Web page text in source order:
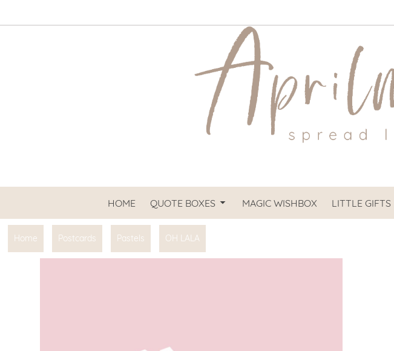
HOME QUOTE BOXES MAGIC WISHBOX LITTLE GIFTS
Home Postcards Pastels OH LALA